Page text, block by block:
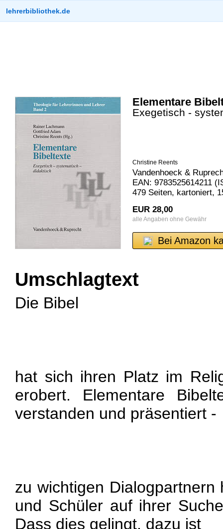
lehrerbibliothek.de
Elementare
Exegetisch -
Christine Reents
Vandenhoeck &
EAN: 9783525614211
479 Seiten, kartoniert,
EUR 28,00
alle Angaben ohne Gewähr
Bei Amazon
Umschlagtext
Die Bibel
hat sich ihren Platz im
erobert. Elementare
verstanden und präsentiert -
zu wichtigen Dialogpartnern
und Schüler auf ihrer
Dass dies gelingt, dazu ist